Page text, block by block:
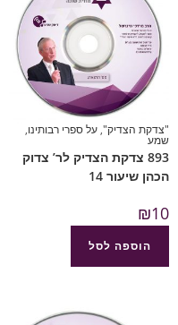
"צדקת הצדיק",על ספרי רבותינו,
שמע
893 צדקת הצדיק לר’ צדוק
הכהן שיעור 14
₪10
הוספה לסל